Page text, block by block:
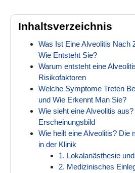
Inhaltsverzeichnis
Was Ist Eine Alveolitis Nach
Wie Entsteht Sie?
Warum entsteht eine
Risikofaktoren
Welche Symptome Treten
und Wie Erkennt Man Sie?
Wie sieht eine Alveolitis
Erscheinungsbild
Wie heilt eine Alveolitis? Die
in der Klinik
1. Lokalanästhesie
2. Medizinisches